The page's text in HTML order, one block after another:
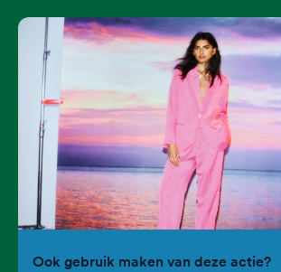
Ook gebruik maken van deze actie?